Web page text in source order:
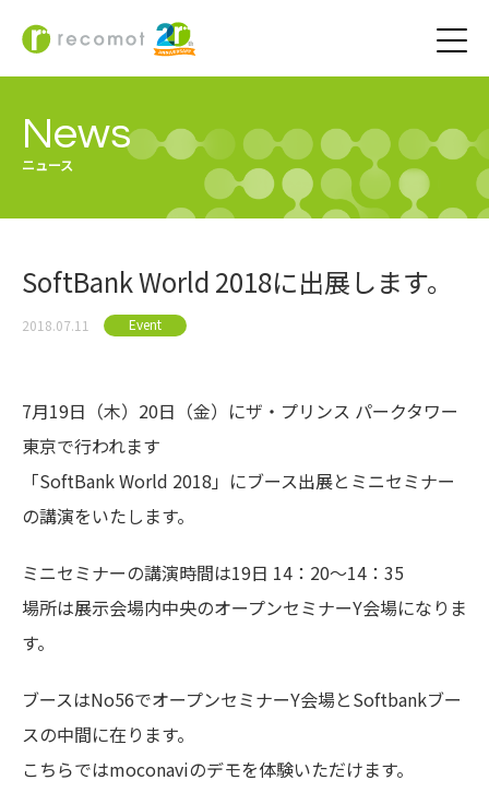
News
ニュース
SoftBank World 2018に出展します。
2018.07.11 Event
7月19日（木）20日（金）にザ・プリンス パークタワー
東京で行われます
「SoftBank World 2018」にブース出展とミニセミナー
の講演をいたします。
ミニセミナーの講演時間は19日 14：20～14：35
場所は展示会場内中央のオープンセミナーY会場になりま
す。
ブースはNo56でオープンセミナーY会場とSoftbankブー
スの中間に在ります。
こちらではmoconaviのデモを体験いただけます。